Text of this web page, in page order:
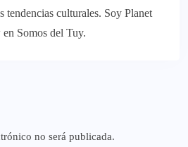
tendencias culturales. Soy Planet
en Somos del Tuy.
no será publicada.